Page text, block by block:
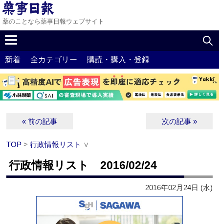
薬のことなら薬事日報ウェブサイト
新着 全カテゴリー 購読・購入・登録
« 前の記事 次の記事 »
TOP >行政情報リスト ∨
行政情報リスト 2016/02/24
2016年02月24日 (水)